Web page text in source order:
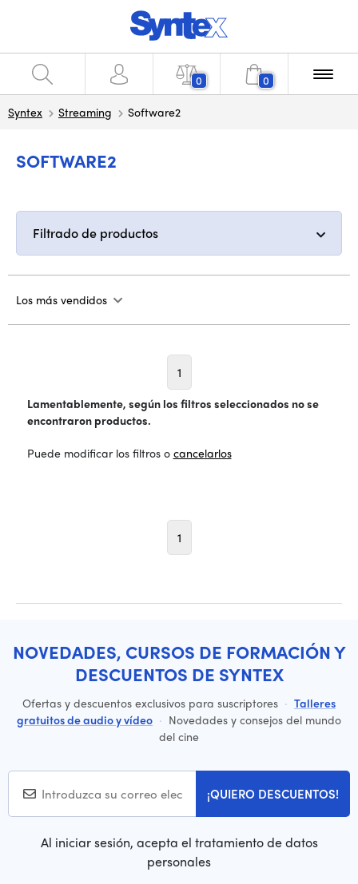
0 0
Syntex Streaming Software2
SOFTWARE2
Filtrado de productos
Los más vendidos
1
Lamentablemente, según los filtros seleccionados no se
encontraron productos.
Puede modificar los filtros o cancelarlos
1
NOVEDADES, CURSOS DE FORMACIÓN Y
DESCUENTOS DE SYNTEX
Ofertas y descuentos exclusivos para suscriptores · Talleres
gratuitos de audio y vídeo · Novedades y consejos del mundo
del cine
¡QUIERO DESCUENTOS!
Al iniciar sesión, acepta el tratamiento de datos
personales